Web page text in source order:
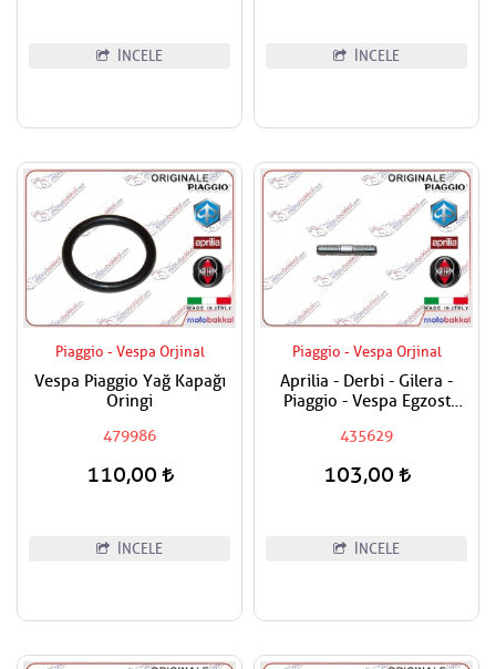
İNCELE İNCELE
Piaggio - Vespa Orjinal
Vespa Piaggio Yağ Kapağı
Oringi
479986
110,00
İNCELE
Piaggio - Vespa Orjinal
Aprilia - Derbi - Gilera -
Piaggio - Vespa Egzost
Fiyatıdır
435629
103,00
İNCELE